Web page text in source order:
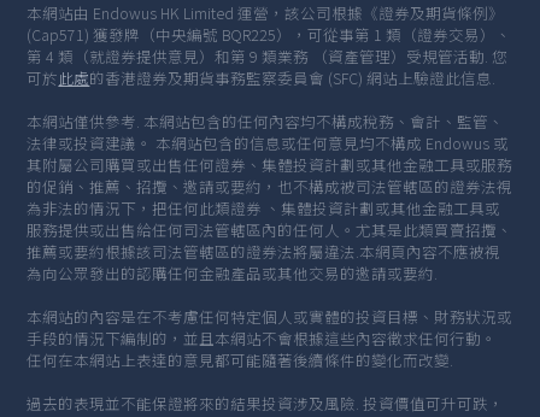
本網站由 Endowus HK Limited 運營，該公司根據《證券及期貨條例》
(Cap571) 獲發牌（中央編號 BQR225），可從事第 1 類（證券交易）、
第 4 類（就證券提供意見）和第 9 類業務 （資產管理）受規管活動. 您
可於此處的香港證券及期貨事務監察委員會 (SFC) 網站上驗證此信息.
本網站僅供參考. 本網站包含的任何內容均不構成稅務、會計、監管、
法律或投資建議。 本網站包含的信息或任何意見均不構成 Endowus 或
其附屬公司購買或出售任何證券、集體投資計劃或其他金融工具或服務
的促銷、推薦、招攬、邀請或要約，也不構成被司法管轄區的證券法視
為非法的情況下，把任何此類證券 、集體投資計劃或其他金融工具或
服務提供或出售給任何司法管轄區內的任何人。尤其是此類買賣招攬、
推薦或要約根據該司法管轄區的證券法將屬違法.本網頁內容不應被視
為向公眾發出的認購任何金融產品或其他交易的邀請或要約.
本網站的內容是在不考慮任何特定個人或實體的投資目標、財務狀況或
手段的情況下編制的，並且本網站不會根據這些內容徵求任何行動。
任何在本網站上表達的意見都可能隨著後續條件的變化而改變.
過去的表現並不能保證將來的結果投資涉及風險. 投資價值可升可跌，